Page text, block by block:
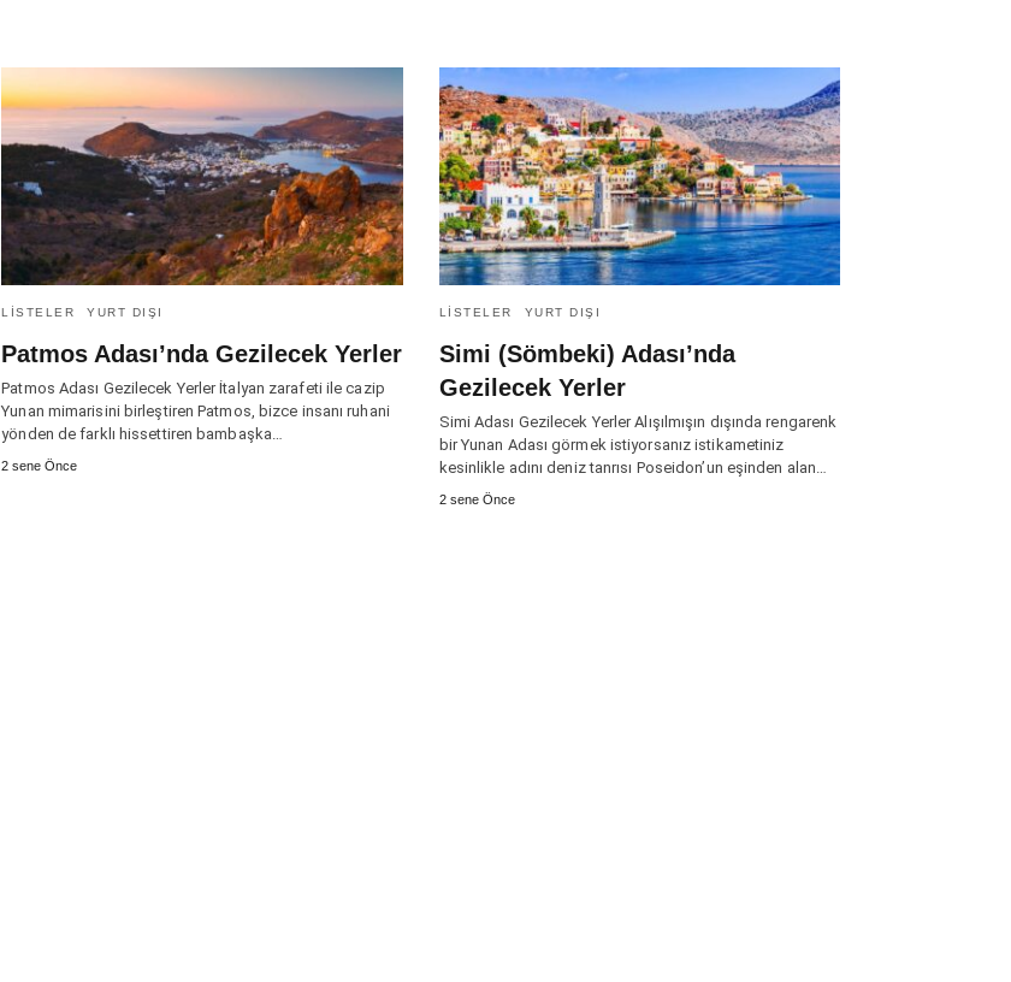
LISTELER YURT DIŞI
Patmos Adası’nda Gezilecek Yerler
Patmos Adası Gezilecek Yerler İtalyan zarafeti ile cazip
Yunan mimarisini birleştiren Patmos, bizce insanı ruhani
yönden de farklı hissettiren bambaşka…
2 sene Önce
LISTELER YURT DIŞI
Simi (Sömbeki) Adası’nda
Gezilecek Yerler
Simi Adası Gezilecek Yerler Alışılmışın dışında rengarenk
bir Yunan Adası görmek istiyorsanız istikametiniz
kesinlikle adını deniz tanrısı Poseidon’un eşinden alan…
2 sene Önce